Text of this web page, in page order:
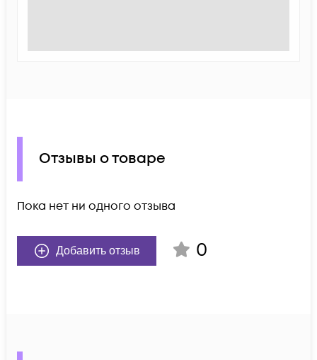
Отзывы о товаре
Пока нет ни одного отзыва
Добавить отзыв 0